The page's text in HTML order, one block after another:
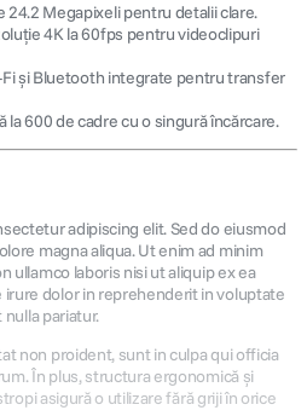
24.2 Megapixeli pentru detalii clare.
4K la 60fps pentru videoclipuri
Fi și Bluetooth integrate pentru transfer
la 600 de cadre cu o singură încărcare.
adipiscing elit. Sed do eiusmod
magna aliqua. Ut enim ad minim
ullamco laboris nisi ut aliquip ex ea
dolor in reprehenderit in voluptate
pariatur.
non proident, sunt in culpa qui officia
În plus, structura ergonomică și
asigură o utilizare fără griji în orice